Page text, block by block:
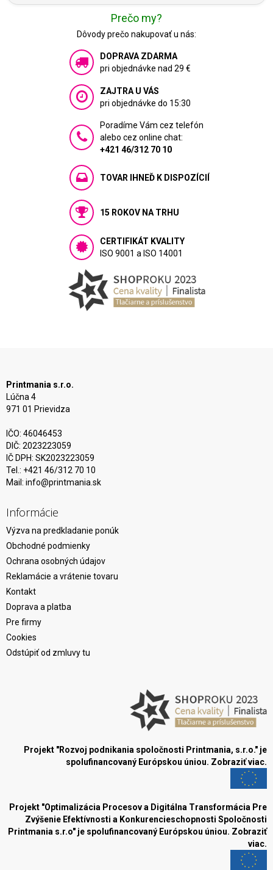
Prečo my?
Dôvody prečo nakupovať u nás:
DOPRAVA ZDARMA
pri objednávke nad 29 €
ZAJTRA U VÁS
pri objednávke do 15:30
Poradíme Vám cez telefón
alebo cez online chat:
+421 46/312 70 10
TOVAR IHNEĎ K DISPOZÍCIÍ
15 ROKOV NA TRHU
CERTIFIKÁT KVALITY
ISO 9001 a ISO 14001
Printmania s.r.o.
Lúčna 4
971 01 Prievidza
IČO: 46046453
DIČ: 2023223059
IČ DPH: SK2023223059
Tel.: +421 46/312 70 10
Mail: info@printmania.sk
Informácie
Výzva na predkladanie ponúk
Obchodné podmienky
Ochrana osobných údajov
Reklamácie a vrátenie tovaru
Kontakt
Doprava a platba
Pre firmy
Cookies
Odstúpiť od zmluvy tu
Projekt "Rozvoj podnikania spoločnosti Printmania, s.r.o." je
spolufinancovaný Európskou úniou. Zobraziť viac.
Projekt "Optimalizácia Procesov a Digitálna Transformácia Pre
Zvýšenie Efektívnosti a Konkurencieschopnosti Spoločnosti
Printmania s.r.o" je spolufinancovaný Európskou úniou. Zobraziť
viac.